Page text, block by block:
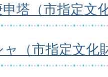
塔（市指定文
（市指定文化